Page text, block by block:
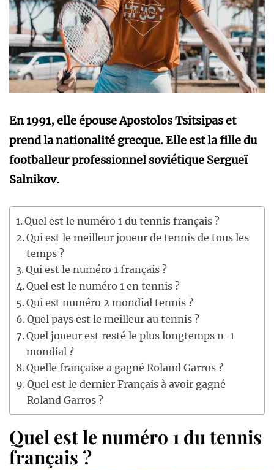
En 1991, elle épouse Apostolos Tsitsipas et
prend la nationalité grecque. Elle est la fille du
footballeur professionnel soviétique Sergueï
Salnikov.
Quel est le numéro 1 du tennis français ?
Qui est le meilleur joueur de tennis de tous les
temps ?
Qui est le numéro 1 français ?
Quel est le numéro 1 en tennis ?
Qui est numéro 2 mondial tennis ?
Quel pays est le meilleur au tennis ?
Quel joueur est resté le plus longtemps n-1
mondial ?
Quelle française a gagné Roland Garros ?
Quel est le dernier Français à avoir gagné
Roland Garros ?
Quel est le numéro 1 du tennis
français ?